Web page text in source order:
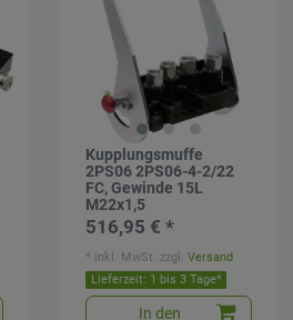
Kupplungsmuffe
2PS06 2PS06-4-2/22
FC, Gewinde 15L
M22x1,5
516,95 € *
Lieferzeit: 1 bis 3 Tage*
In den
* inkl. MwSt. zzgl.Versand